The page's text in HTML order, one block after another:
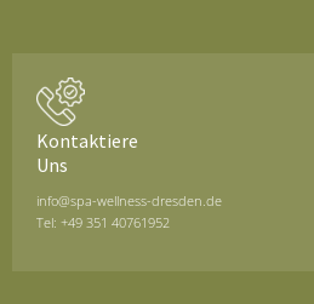
Kontaktiere
Uns
info@spa-wellness-dresden.de
Tel: +49 351 40761952